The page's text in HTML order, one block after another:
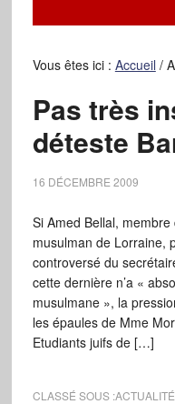
Vous êtes ici : Accueil /
Pas très
déteste
16 DÉCEMBRE 2009
Si Amed Bellal,
musulman de Lorraine,
controversé du
cette dernière n’a «
musulmane », la
les épaules de Mme
Etudiants juifs de […]
CLASSÉ SOUS :